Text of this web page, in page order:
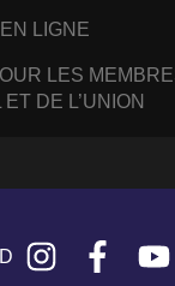
LIGNE
LES
DE L’UNION
Instagram Facebook